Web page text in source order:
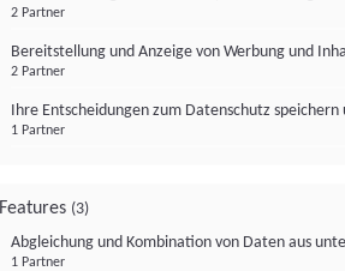
2 Partner
Bereitstellung und Anzeige von Werbung und
2 Partner
Ihre Entscheidungen zum Datenschutz
1 Partner
Features (3)
Abgleichung und Kombination von Daten aus
1 Partner